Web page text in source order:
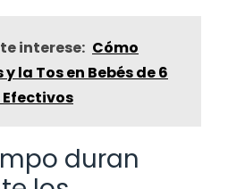
interese: Cómo
la Tos en Bebés de 6
Efectivos
duran